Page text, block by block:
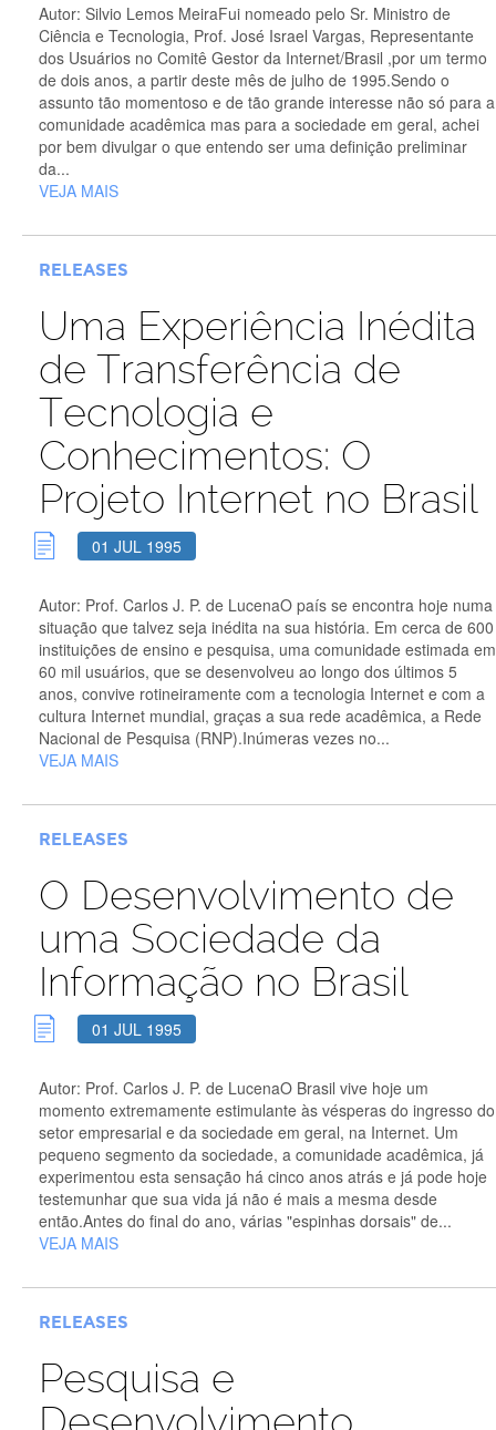
Autor: Silvio Lemos MeiraFui nomeado pelo Sr. Ministro de
Ciência e Tecnologia, Prof. José Israel Vargas, Representante
dos Usuários no Comitê Gestor da Internet/Brasil ,por um termo
de dois anos, a partir deste mês de julho de 1995.Sendo o
assunto tão momentoso e de tão grande interesse não só para a
comunidade acadêmica mas para a sociedade em geral, achei
por bem divulgar o que entendo ser uma definição preliminar
da...
VEJA MAIS
RELEASES
Uma Experiência Inédita
de Transferência de
Tecnologia e
Conhecimentos: O
Projeto Internet no Brasil
01 JUL 1995
Autor: Prof. Carlos J. P. de LucenaO país se encontra hoje numa
situação que talvez seja inédita na sua história. Em cerca de 600
instituições de ensino e pesquisa, uma comunidade estimada em
60 mil usuários, que se desenvolveu ao longo dos últimos 5
anos, convive rotineiramente com a tecnologia Internet e com a
cultura Internet mundial, graças a sua rede acadêmica, a Rede
Nacional de Pesquisa (RNP).Inúmeras vezes no...
VEJA MAIS
RELEASES
O Desenvolvimento de
uma Sociedade da
Informação no Brasil
01 JUL 1995
Autor: Prof. Carlos J. P. de LucenaO Brasil vive hoje um
momento extremamente estimulante às vésperas do ingresso do
setor empresarial e da sociedade em geral, na Internet. Um
pequeno segmento da sociedade, a comunidade acadêmica, já
experimentou esta sensação há cinco anos atrás e já pode hoje
testemunhar que sua vida já não é mais a mesma desde
então.Antes do final do ano, várias "espinhas dorsais" de...
VEJA MAIS
RELEASES
Pesquisa e